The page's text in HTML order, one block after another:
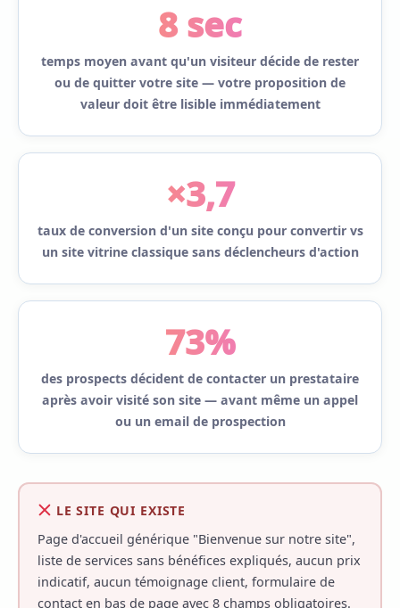
8 sec
temps moyen avant qu'un visiteur décide de rester
ou de quitter votre site — votre proposition de
valeur doit être lisible immédiatement
×3,7
taux de conversion d'un site conçu pour convertir vs
un site vitrine classique sans déclencheurs d'action
73%
des prospects décident de contacter un prestataire
après avoir visité son site — avant même un appel
ou un email de prospection
LE SITE QUI EXISTE
Page d'accueil générique "Bienvenue sur notre site",
liste de services sans bénéfices expliqués, aucun prix
indicatif, aucun témoignage client, formulaire de
contact en bas de page avec 8 champs obligatoires.